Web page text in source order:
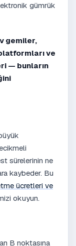
gümrük
gemiler,
ve
— bunların
sürelerinin ne
kaybeder. Bu
ücretleri ve
okuyun.
B noktasına